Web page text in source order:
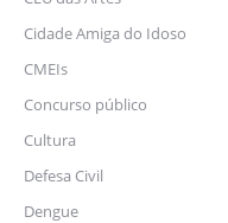
Cidade Amiga do Idoso
CMEIs
Concurso público
Cultura
Defesa Civil
Dengue